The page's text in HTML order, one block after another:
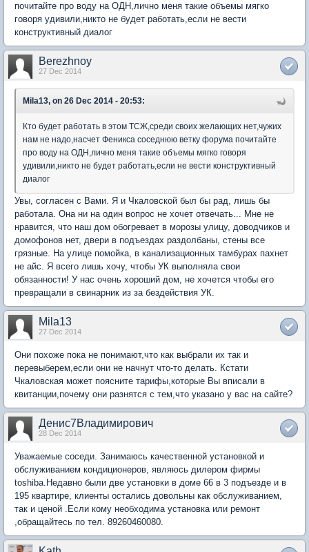
почитайте про воду на ОДН,лично меня такие объемы мягко
говоря удивили,никто не будет работать,если не вести
конструктивный диалог
Berezhnoy
27 Dec 2014
Mila13, on 26 Dec 2014 - 20:53:
Кто будет работать в этом ТСЖ,среди своих желающих нет,чужих
нам не надо,насчет Феникса соседнюю ветку форума почитайте
про воду на ОДН,лично меня такие объемы мягко говоря
удивили,никто не будет работать,если не вести конструктивный
диалог
Увы, согласен с Вами. Я и Чкаловской был бы рад, лишь бы
работала. Она ни на один вопрос не хочет отвечать... Мне не
нравится, что наш дом обогревает в морозы улицу, доводчиков и
домофонов нет, двери в подъездах раздолбаны, стены все
грязные. На улице помойка, в канализационных тамбурах пахнет
не айс. Я всего лишь хочу, чтобы УК выполняла свои
обязанности! У нас очень хороший дом, не хочется чтобы его
превращали в свинарник из за бездействия УК.
Mila13
27 Dec 2014
Они похоже пока не понимают,что как выбрали их так и
перевыберем,если они не начнут что-то делать. Кстати
Чкаловская может поясните тарифы,которые Вы вписали в
квитанции,почему они разнятся с тем,что указано у вас на сайте?
Денис7Владимирович
28 Dec 2014
Уважаемые соседи. Занимаюсь качественной установкой и
обслуживанием кондиционеров, являюсь дилером фирмы
toshiba.Недавно были две установки в доме 66 в 3 подъезде и в
195 квартире, клиенты остались довольны как обслуживанием,
так и ценой .Если кому необходима установка или ремонт
,обращайтесь по тел. 89260460080.